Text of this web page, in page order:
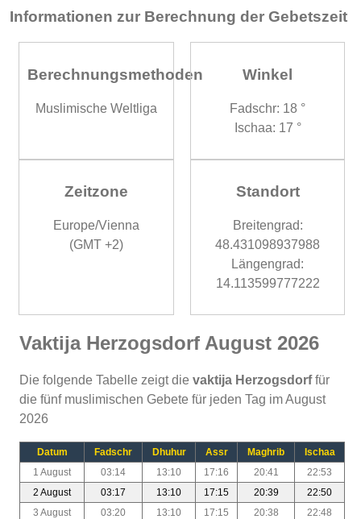
Informationen zur Berechnung der Gebetszeit
Berechnungsmethoden
Muslimische Weltliga
Winkel
Fadschr: 18 °
Ischaa: 17 °
Zeitzone
Europe/Vienna
(GMT +2)
Standort
Breitengrad:
48.431098937988
Längengrad:
14.113599777222
Vaktija Herzogsdorf August 2026
Die folgende Tabelle zeigt die vaktija Herzogsdorffür
die fünf muslimischen Gebete für jeden Tag im August
2026
Datum Fadschr Dhuhur Assr Maghrib
Ischaa
1 August
03:14 13:10 17:16 20:41
22:53
2 August
03:17 13:10 17:15 20:39
22:50
3 August
03:20 13:10 17:15 20:38
22:48